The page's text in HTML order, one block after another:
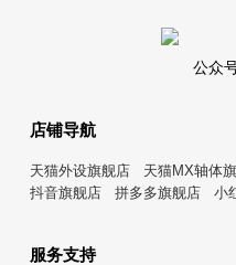
公众
店铺导航
天猫外设旗舰店 天猫MX轴体
抖音旗舰店
拼多多旗舰店 小
服务支持